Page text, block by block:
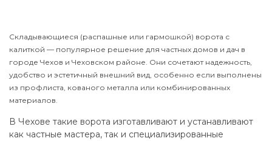
Складывающиеся (распашные или гармошкой) ворота с
калиткой — популярное решение для частных домов и дач в
городе Чехов и Чеховском районе. Они сочетают надежность,
удобство и эстетичный внешний вид, особенно если выполнены
из профлиста, кованого металла или комбинированных
материалов.
В Чехове такие ворота изготавливают и устанавливают
как частные мастера, так и специализированные